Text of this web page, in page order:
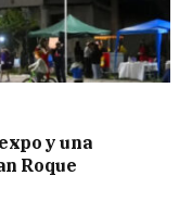
y una
Roque